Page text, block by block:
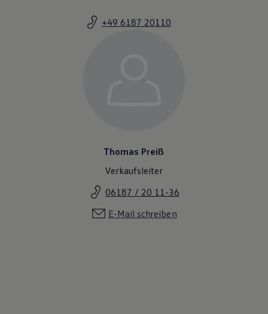
+49 6187 20110
Thomas Preiß
Verkaufsleiter
06187 / 20 11-36
E-Mail schreiben